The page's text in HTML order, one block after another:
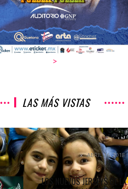
>
LAS MÁS VISTAS
LISTAS LAS SEMIFINALES DEL
ASCENSO
NOTICIAS ABRIL 16, 2018
LOS NUEVOS JERSEYS DE LA